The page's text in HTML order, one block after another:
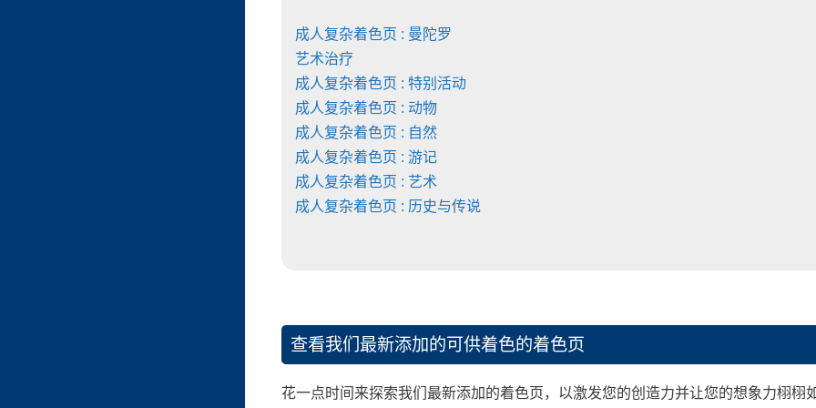
成人复杂着色页 : 曼陀罗
艺术治疗
成人复杂着色页 : 特别活动
成人复杂着色页 : 动物
成人复杂着色页 : 自然
成人复杂着色页 : 游记
成人复杂着色页 : 艺术
成人复杂着色页 : 历史与传说
查看我们最新添加的可供着色的着色页
花一点时间来探索我们最新添加的着色页，以激发您的创造力并让您的想象力栩栩